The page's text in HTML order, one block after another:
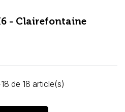
- Clairefontaine
de 18 article(s)